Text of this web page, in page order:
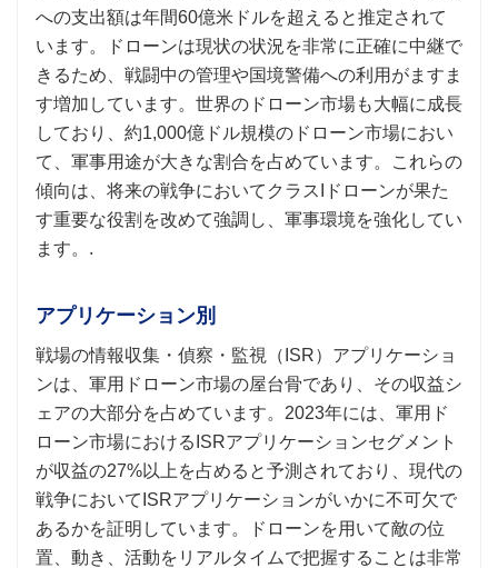
への支出額は年間60億米ドルを超えると推定されて
います。ドローンは現状の状況を非常に正確に中継で
きるため、戦闘中の管理や国境警備への利用がますま
す増加しています。世界のドローン市場も大幅に成長
しており、約1,000億ドル規模のドローン市場におい
て、軍事用途が大きな割合を占めています。これらの
傾向は、将来の戦争においてクラスIドローンが果た
す重要な役割を改めて強調し、軍事環境を強化してい
ます。.
アプリケーション別
戦場の情報収集・偵察・監視（ISR）アプリケーショ
ンは、軍用ドローン市場の屋台骨であり、その収益シ
ェアの大部分を占めています。2023年には、軍用ド
ローン市場におけるISRアプリケーションセグメント
が収益の27%以上を占めると予測されており、現代の
戦争においてISRアプリケーションがいかに不可欠で
あるかを証明しています。ドローンを用いて敵の位
置、動き、活動をリアルタイムで把握することは非常